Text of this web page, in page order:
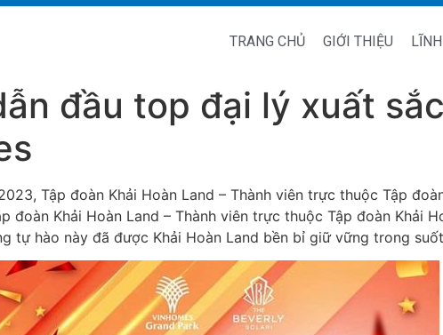
TRANG CHỦ GIỚI THIỆU
đầu top đại lý xuất
Tập đoàn Khải Hoàn Land – Thành viên trực thuộc Tập
đoàn Khải Hoàn Land – Thành viên trực thuộc Tập đoàn Khải
tự hào này đã được Khải Hoàn Land bền bỉ giữ vững trong